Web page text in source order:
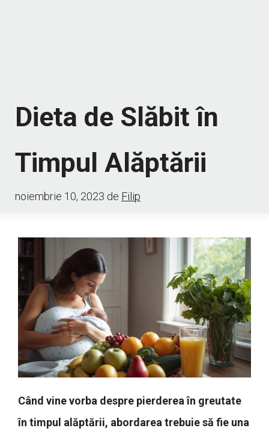
Dieta de Slăbit în
Timpul Alăptării
noiembrie 10, 2023 de Filip
Când vine vorba despre pierderea în greutate
în timpul alăptării, abordarea trebuie să fie una